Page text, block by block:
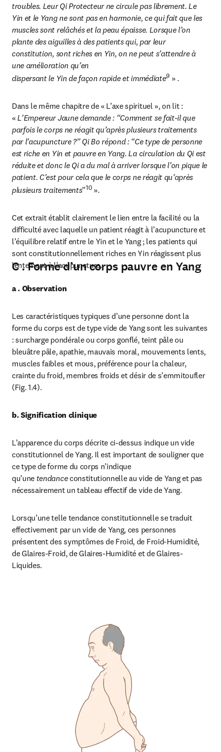
troubles. Leur Qi Protecteur ne circule pas librement. Le
Yin et le Yang ne sont pas en harmonie, ce qui fait que les
muscles sont relâchés et la peau épaisse. Lorsque l’on
plante des aiguilles à des patients qui, par leur
constitution, sont riches en Yin, on ne peut s’attendre à
une amélioration qu’en
dispersant le Yin de façon rapide et immédiate9 » .
Dans le même chapitre de « L’axe spirituel », on lit :
« L’Empereur Jaune demande : “Comment se fait-il que
parfois le corps ne réagit qu’après plusieurs traitements
par l’acupuncture ?” Qi Bo répond : “Ce type de personne
est riche en Yin et pauvre en Yang. La circulation du Qi est
réduite et donc le Qi a du mal à arriver lorsque l’on pique le
patient. C’est pour cela que le corps ne réagit qu’après
plusieurs traitements”10 ».
Cet extrait établit clairement le lien entre la facilité ou la
difficulté avec laquelle un patient réagit à l’acupuncture et
l’équilibre relatif entre le Yin et le Yang ; les patients qui
sont constitutionnellement riches en Yin réagissent plus
lentement à l’acupuncture.
C . Forme d’un corps pauvre en Yang
a . Observation
Les caractéristiques typiques d’une personne dont la
forme du corps est de type vide de Yang sont les suivantes
: surcharge pondérale ou corps gonflé, teint pâle ou
bleuâtre pâle, apathie, mauvais moral, mouvements lents,
muscles faibles et mous, préférence pour la chaleur,
crainte du froid, membres froids et désir de s’emmitoufler
(Fig. 1.4).
b. Signification clinique
L’apparence du corps décrite ci-dessus indique un vide
constitutionnel de Yang. Il est important de souligner que
ce type de forme du corps n’indique
qu’une tendance constitutionnelle au vide de Yang et pas
nécessairement un tableau effectif de vide de Yang.
Lorsqu’une telle tendance constitutionnelle se traduit
effectivement par un vide de Yang, ces personnes
présentent des symptômes de Froid, de Froid-Humidité,
de Glaires-Froid, de Glaires-Humidité et de Glaires-
Liquides.